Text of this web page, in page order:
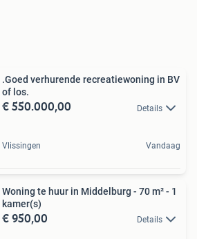
.Goed verhurende recreatiewoning in BV
of los.
€ 550.000,00 Details
Vlissingen Vandaag
Woning te huur in Middelburg - 70 m² - 1
kamer(s)
€ 950,00 Details